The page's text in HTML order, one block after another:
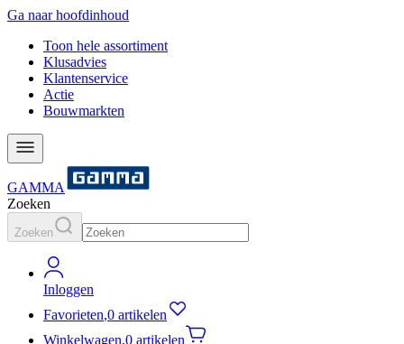
Ga naar hoofdinhoud
Toon hele assortiment
Klusadvies
Klantenservice
Actie
Bouwmarkten
GAMMA
Zoeken
Zoeken
Inloggen
Favorieten,0 artikelen
Winkelwagen,0 artikelen